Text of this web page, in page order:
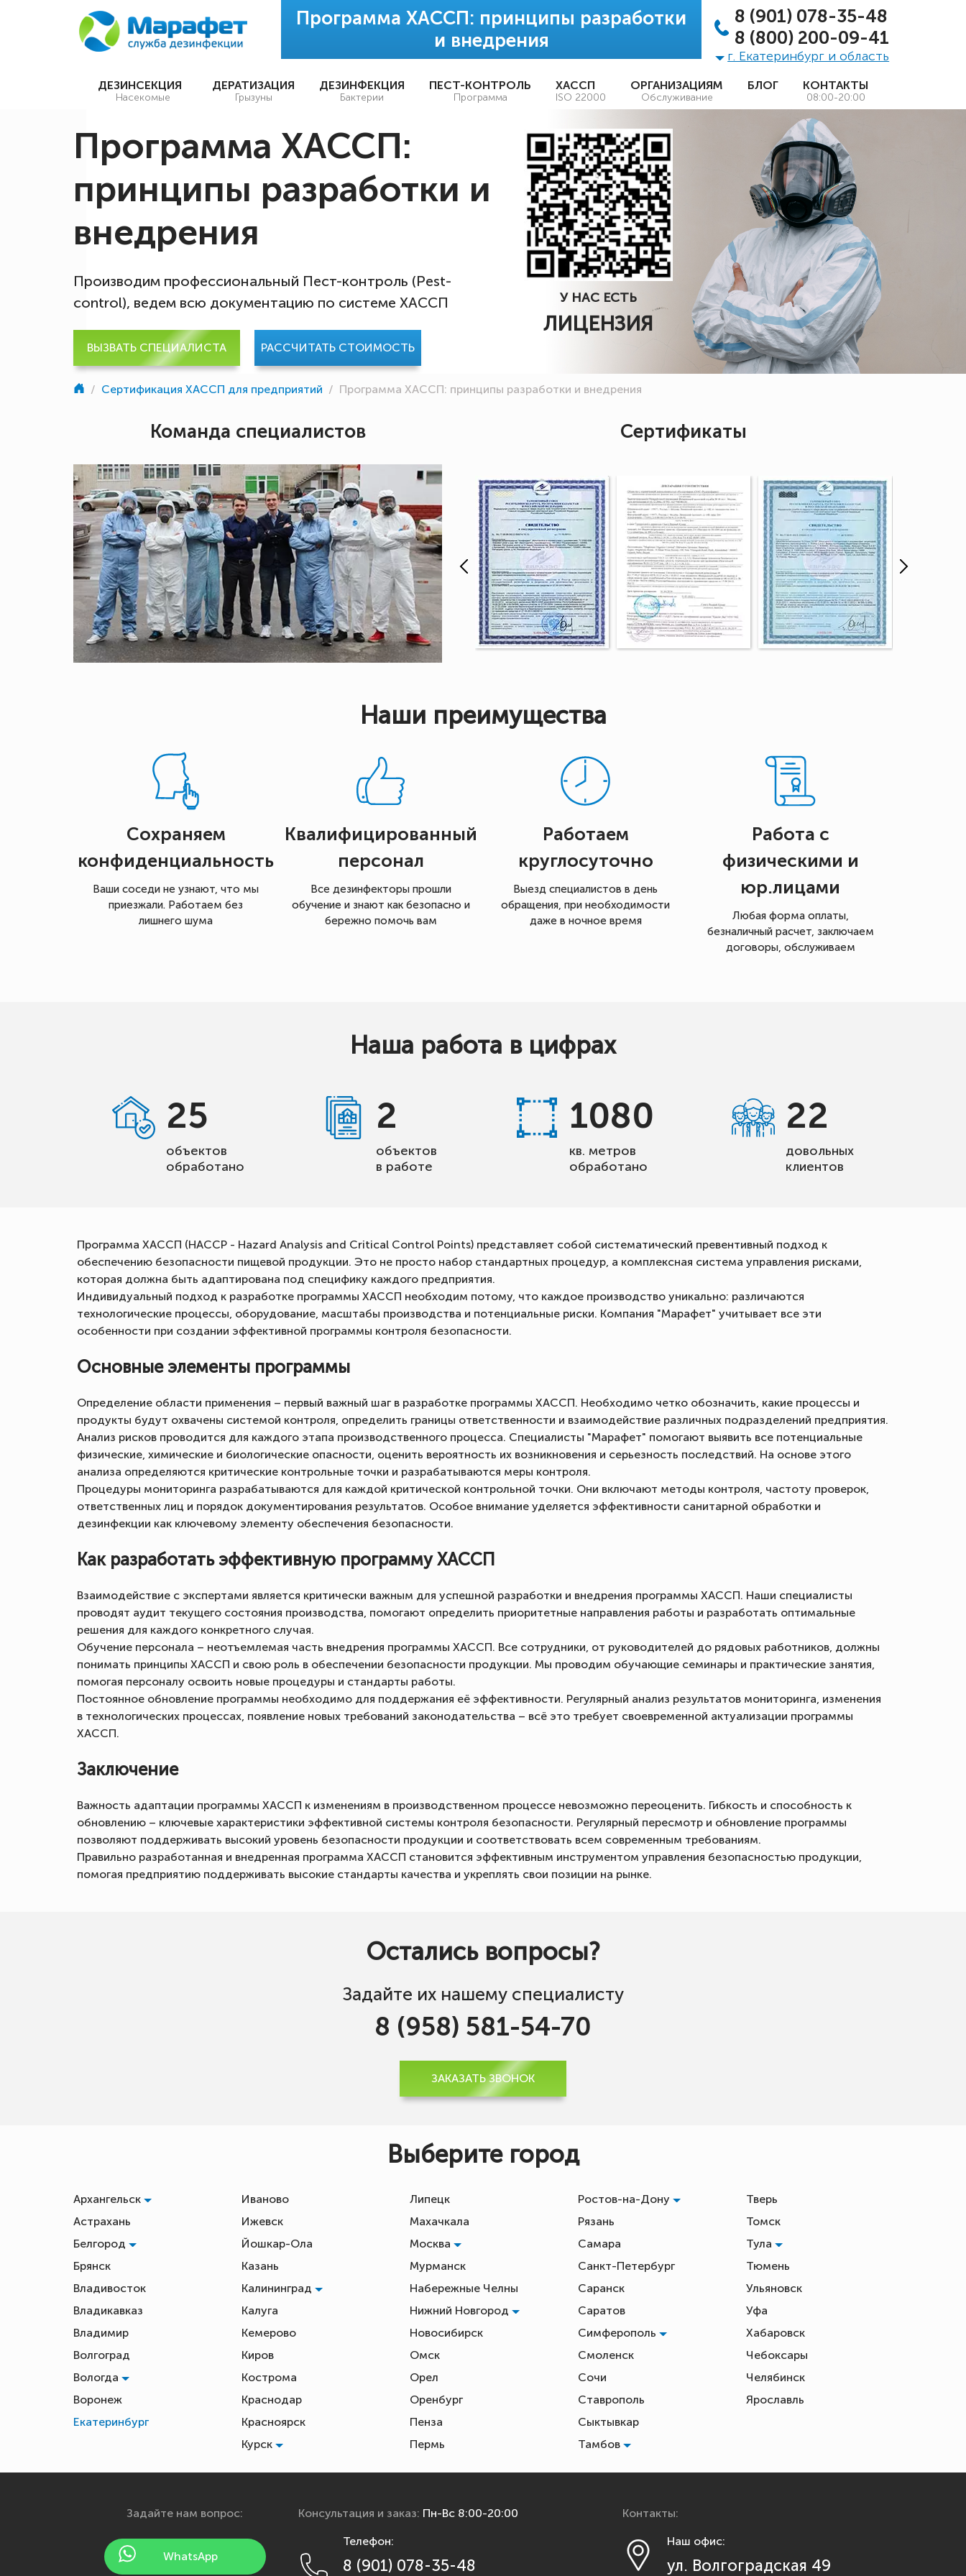
Программа ХАССП: принципы разработки
и внедрения
8 (901) 078-35-48
8 (800) 200-09-41
г. Екатеринбург и область
ДЕЗИНСЕКЦИЯ
Насекомые
ДЕРАТИЗАЦИЯ
Грызуны
ДЕЗИНФЕКЦИЯ
Бактерии
ПЕСТ-КОНТРОЛЬ
Программа
ХАССП
ISO 22000
ОРГАНИЗАЦИЯМ
Обслуживание
БЛОГ КОНТАКТЫ
08:00-20:00
Программа ХАССП:
принципы разработки и
внедрения
Производим профессиональный Пест-контроль (Pest-
control), ведем всю документацию по системе ХАССП
ВЫЗВАТЬ СПЕЦИАЛИСТА РАССЧИТАТЬ СТОИМОСТЬ
У НАС ЕСТЬ
ЛИЦЕНЗИЯ
/ Сертификация ХАССП для предприятий / Программа ХАССП: принципы разработки и внедрения
Команда специалистов Сертификаты
Наши преимущества
Сохраняем
конфиденциальность
Ваши соседи не узнают, что мы
приезжали. Работаем без
лишнего шума
Квалифицированный
персонал
Все дезинфекторы прошли
обучение и знают как безопасно и
бережно помочь вам
Работаем
круглосуточно
Выезд специалистов в день
обращения, при необходимости
даже в ночное время
Работа с
физическими и
юр.лицами
Любая форма оплаты,
безналичный расчет, заключаем
договоры, обслуживаем
Наша работа в цифрах
25
объектов
обработано
2
объектов
в работе
1080
кв. метров
обработано
22
довольных
клиентов
Программа ХАССП (HACCP - Hazard Analysis and Critical Control Points) представляет собой систематический превентивный подход к
обеспечению безопасности пищевой продукции. Это не просто набор стандартных процедур, а комплексная система управления рисками,
которая должна быть адаптирована под специфику каждого предприятия.
Индивидуальный подход к разработке программы ХАССП необходим потому, что каждое производство уникально: различаются
технологические процессы, оборудование, масштабы производства и потенциальные риски. Компания "Марафет" учитывает все эти
особенности при создании эффективной программы контроля безопасности.
Основные элементы программы
Определение области применения – первый важный шаг в разработке программы ХАССП. Необходимо четко обозначить, какие процессы и
продукты будут охвачены системой контроля, определить границы ответственности и взаимодействие различных подразделений предприятия.
Анализ рисков проводится для каждого этапа производственного процесса. Специалисты "Марафет" помогают выявить все потенциальные
физические, химические и биологические опасности, оценить вероятность их возникновения и серьезность последствий. На основе этого
анализа определяются критические контрольные точки и разрабатываются меры контроля.
Процедуры мониторинга разрабатываются для каждой критической контрольной точки. Они включают методы контроля, частоту проверок,
ответственных лиц и порядок документирования результатов. Особое внимание уделяется эффективности санитарной обработки и
дезинфекции как ключевому элементу обеспечения безопасности.
Как разработать эффективную программу ХАССП
Взаимодействие с экспертами является критически важным для успешной разработки и внедрения программы ХАССП. Наши специалисты
проводят аудит текущего состояния производства, помогают определить приоритетные направления работы и разработать оптимальные
решения для каждого конкретного случая.
Обучение персонала – неотъемлемая часть внедрения программы ХАССП. Все сотрудники, от руководителей до рядовых работников, должны
понимать принципы ХАССП и свою роль в обеспечении безопасности продукции. Мы проводим обучающие семинары и практические занятия,
помогая персоналу освоить новые процедуры и стандарты работы.
Постоянное обновление программы необходимо для поддержания её эффективности. Регулярный анализ результатов мониторинга, изменения
в технологических процессах, появление новых требований законодательства – всё это требует своевременной актуализации программы
ХАССП.
Заключение
Важность адаптации программы ХАССП к изменениям в производственном процессе невозможно переоценить. Гибкость и способность к
обновлению – ключевые характеристики эффективной системы контроля безопасности. Регулярный пересмотр и обновление программы
позволяют поддерживать высокий уровень безопасности продукции и соответствовать всем современным требованиям.
Правильно разработанная и внедренная программа ХАССП становится эффективным инструментом управления безопасностью продукции,
помогая предприятию поддерживать высокие стандарты качества и укреплять свои позиции на рынке.
Остались вопросы?
Задайте их нашему специалисту
8 (958) 581-54-70
ЗАКАЗАТЬ ЗВОНОК
Выберите город
Архангельск
Астрахань
Белгород
Брянск
Владивосток
Владикавказ
Владимир
Волгоград
Вологда
Воронеж
Екатеринбург
Иваново
Ижевск
Йошкар-Ола
Казань
Калининград
Калуга
Кемерово
Киров
Кострома
Краснодар
Красноярск
Курск
Липецк
Махачкала
Москва
Мурманск
Набережные Челны
Нижний Новгород
Новосибирск
Омск
Орел
Оренбург
Пенза
Пермь
Ростов-на-Дону
Рязань
Самара
Санкт-Петербург
Саранск
Саратов
Симферополь
Смоленск
Сочи
Ставрополь
Сыктывкар
Тамбов
Тверь
Томск
Тула
Тюмень
Ульяновск
Уфа
Хабаровск
Чебоксары
Челябинск
Ярославль
Задайте нам вопрос:
WhatsApp
Консультация и заказ: Пн-Вс 8:00-20:00
Телефон:
8 (901) 078-35-48
Контакты:
Наш офис:
ул. Волгоградская 49